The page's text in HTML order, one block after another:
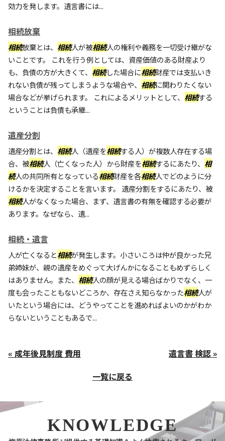
効力を発します。遺言書には...
相続放棄
相続放棄とは、 相続人が被相続人の権利や義務を一切受け継がな
いことです。 これを行う例としては、資産価値のある財産より
も、負債の方が大きくて、 相続した場合に相続財産では支払いき
れない負債が残ってしまうような場合や、 相続に関わりたくない
場合などが挙げられます。 これによるメリットとして、 相続する
ということは負債も承継...
遺産分割
遺産分割とは、 相続人（遺産を相続する人）が複数人存在する場
合、被相続人（亡くなった人）から財産を相続するにあたり、 相
続人の共同所有となっている相続財産を各相続人でどのように分
けるかを決定することを言います。 遺産分割をするにあたり、被
相続人がなくなった場合、まず、遺言書の有無を確認する必要が
あります。なぜなら、遺...
相続・遺言
人が亡くなると相続が発生します。小さいころは仲が良かった兄
弟姉妹が、親の遺産をめぐって大げんかになることもめずらしく
はありません。また、 相続人の顔が見える場合ばかりでなく、一
度も会ったこともないどころか、存在さえ知らなかった相続人が
いたという場合には、どうやってことを進めればよいのかがわか
らないということもあるで...
« 成年後見制度 費用
遺言書 検認 »
一覧に戻る
KNOWLEDGE